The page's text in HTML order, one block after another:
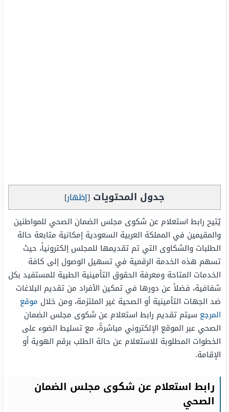
جدول المحتويات [إظهار]
يُتيح رابط استعلام عن شكوى مجلس الضمان الصحي للمواطنين
والمقيمين في المملكة العربية السعودية إمكانية متابعة حالة
الطلبات والشكاوى التي تم تقديمها للمجلس إلكترونياً، حيث
تسهم هذه الخدمة الرقمية في تسهيل الوصول إلى كافة
الخدمات المتاحة ومعرفة الحقوق التأمينية الطبية للمستفيد بكل
شفافية، فضلاً عن دورها في تمكين الأفراد من تقديم البلاغات
ضد الجهات التأمينية أو الصحية غير الملتزمة، ومن خلال موقع
المرجع سيتم تقديم رابط استعلام عن شكوى مجلس الضمان
الصحي عبر الموقع الإلكتروني مباشرةً، مع تسليط الضوء على
الخطوات المطلوبة للاستعلام عن حالة الطلب برقم الهوية أو
الإقامة.
رابط استعلام عن شكوى مجلس الضمان
الصحي